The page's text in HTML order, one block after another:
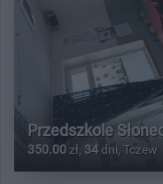
Przedszkole
350.00 zł, 34 dni, Tczew